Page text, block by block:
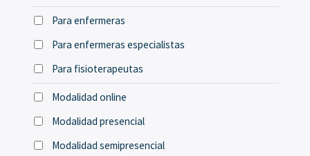
Para enfermeras
Para enfermeras especialistas
Para fisioterapeutas
Modalidad online
Modalidad presencial
Modalidad semipresencial